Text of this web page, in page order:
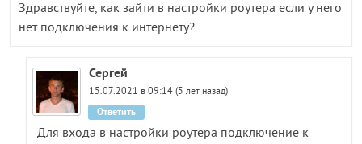
Здравствуйте, как зайти в настройки роутера если у него
нет подключения к интернету?
Сергей
15.07.2021 в 09:14 (5 лет назад)
Для входа в настройки роутера подключение к
Ответить